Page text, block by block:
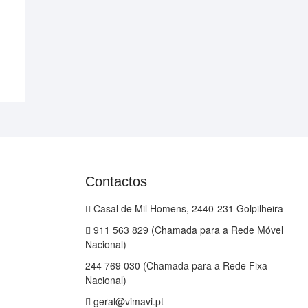
Contactos
Casal de Mil Homens, 2440-231 Golpilheira
911 563 829 (Chamada para a Rede Móvel
Nacional)
244 769 030 (Chamada para a Rede Fixa
Nacional)
geral@vimavi.pt